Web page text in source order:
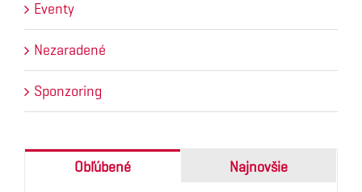
Eventy
Nezaradené
Sponzoring
Obľúbené Najnovšie